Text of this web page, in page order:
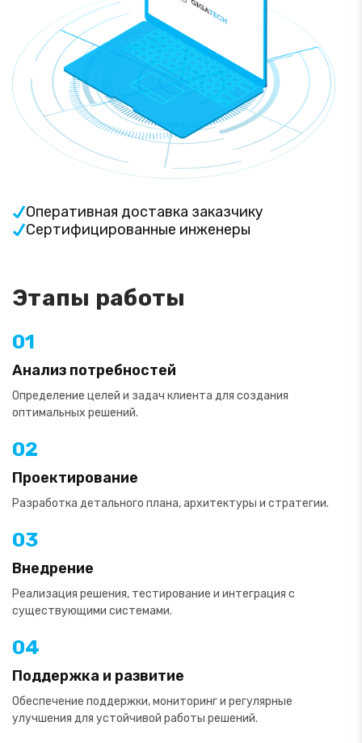
Оперативная доставка заказчику
Сертифицированные инженеры
Этапы работы
01
Анализ потребностей
Определение целей и задач клиента для создания
оптимальных решений.
02
Проектирование
Разработка детального плана, архитектуры и стратегии.
03
Внедрение
Реализация решения, тестирование и интеграция с
существующими системами.
04
Поддержка и развитие
Обеспечение поддержки, мониторинг и регулярные
улучшения для устойчивой работы решений.